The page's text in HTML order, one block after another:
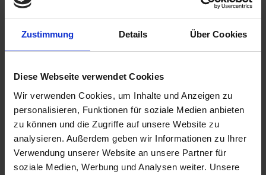
Zustimmung Details Über Cookies
Diese Webseite verwendet Cookies
Wir verwenden Cookies, um Inhalte und Anzeigen zu
personalisieren, Funktionen für soziale Medien anbieten
zu können und die Zugriffe auf unsere Website zu
analysieren. Außerdem geben wir Informationen zu Ihrer
Verwendung unserer Website an unsere Partner für
soziale Medien, Werbung und Analysen weiter. Unsere
49,50 €
Sofort versandfertig, Lieferzeit ca. 2-4 Werktage innerhalb
Deutschlands
In den Warenkorb
Merken Bewerten
Artikel Nr.: 6212594